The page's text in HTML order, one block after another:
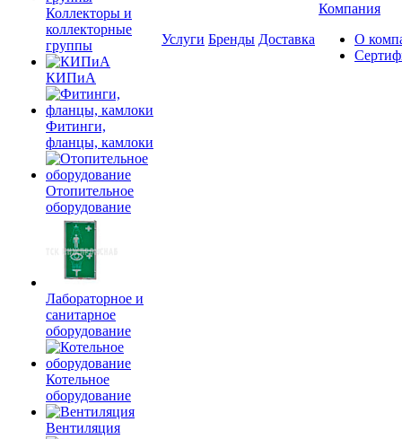
Коллекторы и
коллекторные
группы
КИПиА
Фитинги,
фланцы, камлоки
Отопительное
оборудование
Лабораторное и
санитарное
оборудование
Котельное
оборудование
Вентиляция
Услуги Бренды Доставка
Компания
О